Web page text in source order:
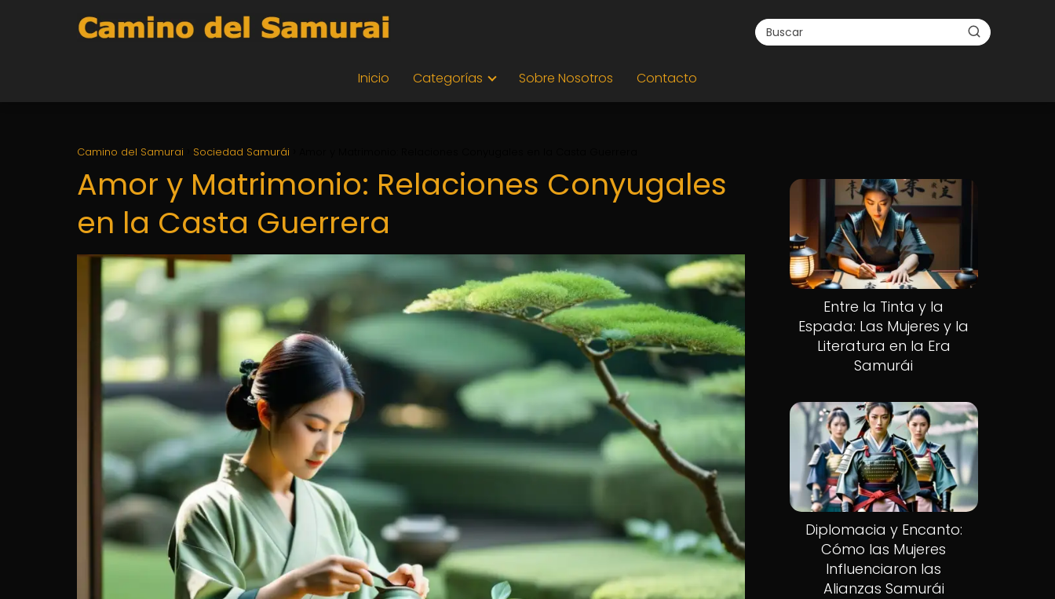
Inicio Categorías Sobre Nosotros Contacto
Camino del Samurai Sociedad Samurái
Amor y Matrimonio: Relaciones Conyugales
en la Casta Guerrera
Entre la Tinta y la
Espada: Las Mujeres y la
Literatura en la Era
Samurái
Diplomacia y Encanto:
Cómo las Mujeres
Influenciaron las
Alianzas Samurái